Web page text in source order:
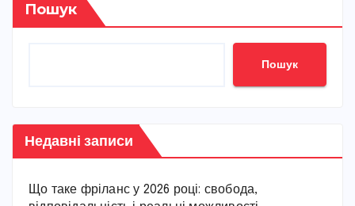
Пошук
Пошук
Недавні записи
Що таке фріланс у 2026 році: свобода,